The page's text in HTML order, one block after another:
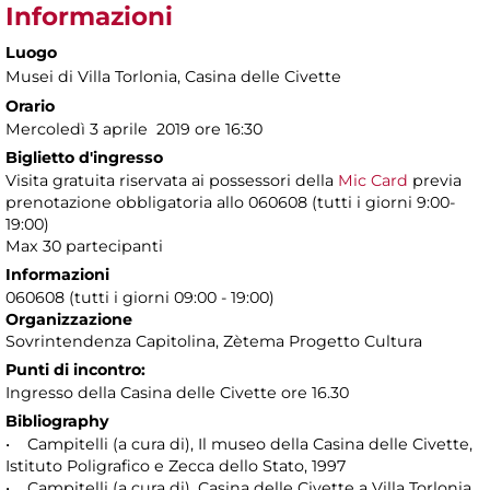
Informazioni
Luogo
Musei di Villa Torlonia, Casina delle Civette
Orario
Mercoledì 3 aprile 2019 ore 16:30
Biglietto d'ingresso
Visita gratuita riservata ai possessori della Mic Card previa
prenotazione obbligatoria allo 060608 (tutti i giorni 9:00-
19:00)
Max 30 partecipanti
Informazioni
060608 (tutti i giorni 09:00 - 19:00)
Organizzazione
Sovrintendenza Capitolina, Zètema Progetto Cultura
Punti di incontro:
Ingresso della Casina delle Civette ore 16.30
Bibliography
• Campitelli (a cura di), Il museo della Casina delle Civette,
Istituto Poligrafico e Zecca dello Stato, 1997